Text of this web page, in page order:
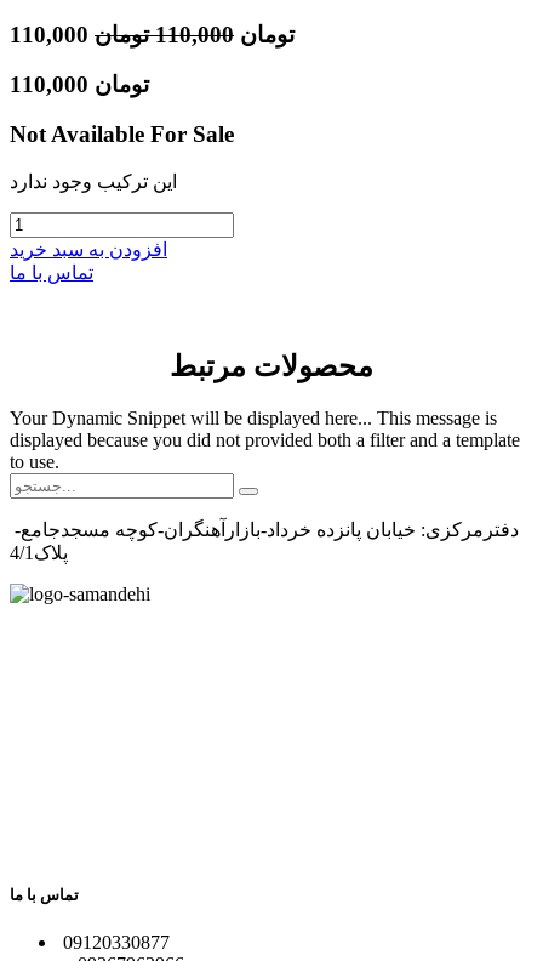
110,000 تومان 110,000تومان
110,000 تومان
Not Available For Sale
این ترکیب وجود ندارد
افزودن به سبد خرید
تماس با ما
محصولات مرتبط
Your Dynamic Snippet will be displayed here... This message is
displayed because you did not provided both a filter and a template
to use.
پلاک4/1
تماس با ما
​09120330877